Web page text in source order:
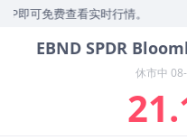
免费查看实时行情。
EBND SPDR Bloomberg
休市中